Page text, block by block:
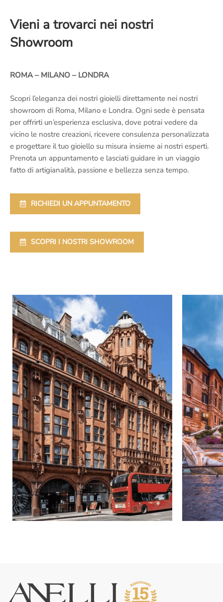
Vieni a trovarci nei nostri
Showroom
ROMA – MILANO – LONDRA
Scopri l’eleganza dei nostri gioielli direttamente nei nostri
showroom di Roma, Milano e Londra. Ogni sede è pensata
per offrirti un’esperienza esclusiva, dove potrai vedere da
vicino le nostre creazioni, ricevere consulenza personalizzata
e progettare il tuo gioiello su misura insieme ai nostri esperti.
Prenota un appuntamento e lasciati guidare in un viaggio
fatto di artigianalità, passione e bellezza senza tempo.
RICHIEDI UN APPUNTAMENTO
SCOPRI I NOSTRI SHOWROOM